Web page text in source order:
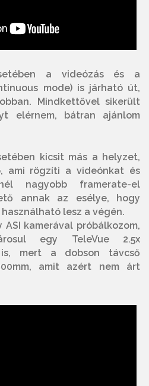
a videózás és a
mode) is járható út,
Mindkettővel sikerült
elérnem, bátran ajánlom
kicsit más a helyzet,
ami rögzíti a videónkat és
nagyobb framerate-el
annak az esélye, hogy
lesz a végén.
ASI kamerával próbálkozom,
egy TeleVue 2.5x
is, mert a dobson távcső
amit azért nem árt